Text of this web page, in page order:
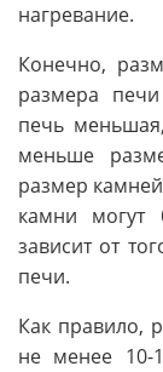
нагревание.
Конечно,
размера
печь
меньше
размер
камни могут
зависит от
печи.
Как правило,
не менее 10-